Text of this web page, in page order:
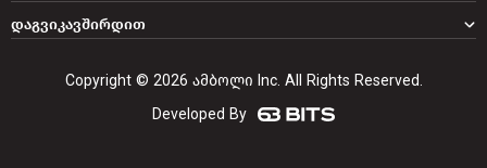
დაგვიკავშირდით
Copyright © 2026 ამბოლი Inc. All Rights Reserved.
Developed By